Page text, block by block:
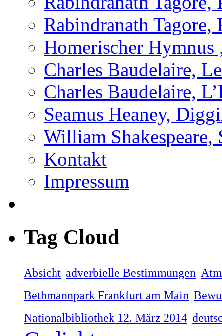
Rabindranath Tagore,
Homerischer Hymnus
Charles Baudelaire,
Charles Baudelaire,
Seamus Heaney,
William Shakespeare,
Kontakt
Impressum
Tag Cloud
Absicht adverbielle Bestimmungen
Bethmannpark Frankfurt am Main
Nationalbibliothek 12. März 2014